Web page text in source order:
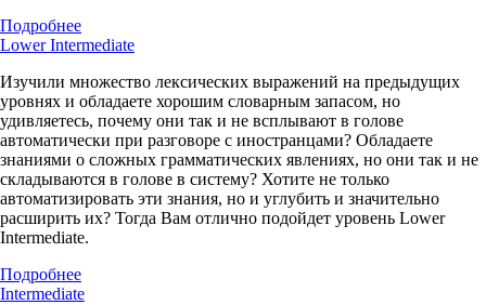
Подробнее
Lower Intermediate
Изучили множество лексических выражений на предыдущих
уровнях и обладаете хорошим словарным запасом, но
удивляетесь, почему они так и не всплывают в голове
автоматически при разговоре с иностранцами? Обладаете
знаниями о сложных грамматических явлениях, но они так и не
складываются в голове в систему? Хотите не только
автоматизировать эти знания, но и углубить и значительно
расширить их? Тогда Вам отлично подойдет уровень Lower
Intermediate.
Подробнее
Intermediate